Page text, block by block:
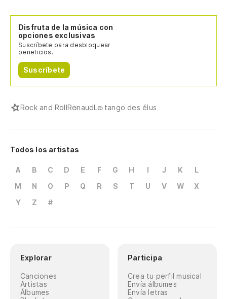
Disfruta de la música con
opciones exclusivas
Suscríbete para desbloquear
beneficios.
Suscríbete
Rock and RollRenaudLe tango des élus
Todos los artistas
A B C D E F G H I J K
L
M
N O P Q R S T U V W
X
Y
Z #
Explorar
Canciones
Artistas
Álbumes
Participa
Crea tu perfil musical
Envía álbumes
Envía letras